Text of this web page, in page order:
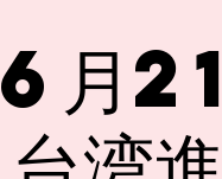
6月